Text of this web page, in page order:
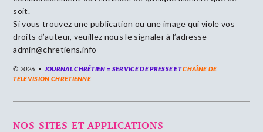
soit.
Si vous trouvez une publication ou une image qui viole vos
droits d’auteur, veuillez nous le signaler à l’adresse
admin@chretiens.info
© 2026 JOURNAL CHRÉTIEN = SERVICE DE PRESSE ETCHAÎNE DE
TELEVISION CHRETIENNE
NOS SITES ET APPLICATIONS